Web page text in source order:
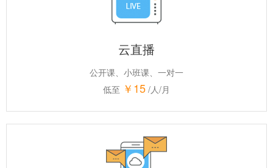
云直播
公开课、小班课、一对一
低至 ￥15 /人/月